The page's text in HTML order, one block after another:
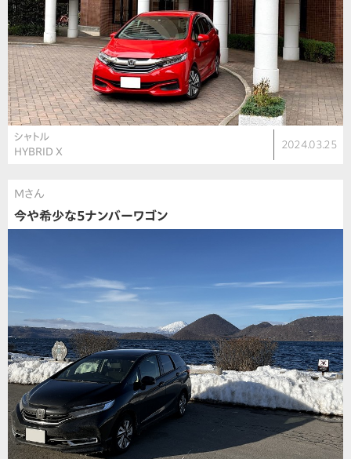
シャトル
HYBRID X
2024.03.25
Mさん
今や希少な5ナンバーワゴン